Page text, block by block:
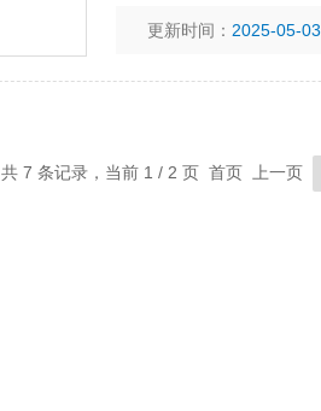
更新时间： 2025-05-03
共 7 条记录，当前 1 / 2 页 首页 上一页